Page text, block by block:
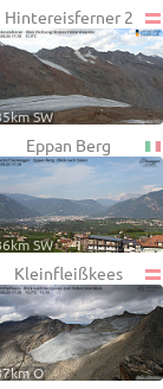
Hintereisferner 2
SW
Eppan Berg
SW
Kleinfleißkees
O